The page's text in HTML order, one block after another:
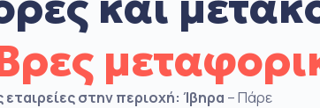
εταιρείες στην περιοχή: Ίβηρα – Πάρε